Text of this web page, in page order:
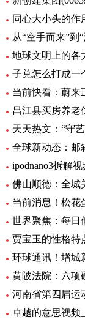
同心大小头的作
地球文明上的各
子兑怎么打成一
当前快看：蔚来
ipodnano3拆解
佛山顺德：全城
当前消息！松花
世界聚焦：每日
贾宝玉的性格特
黄陂法院：六项
卓越的意思视频